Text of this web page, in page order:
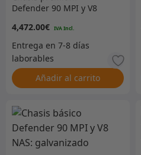
Defender 90 MPI y V8
4,472.00€
Añadir al carrito